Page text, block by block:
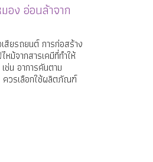
อง อ่อนล้าจาก
สียรถยนต์ การก่อสร้าง
หม้จากสารเคมีที่ทำให้
ช่น อาการคันตาม
ควรเลือกใช้ผลิตภัณฑ์